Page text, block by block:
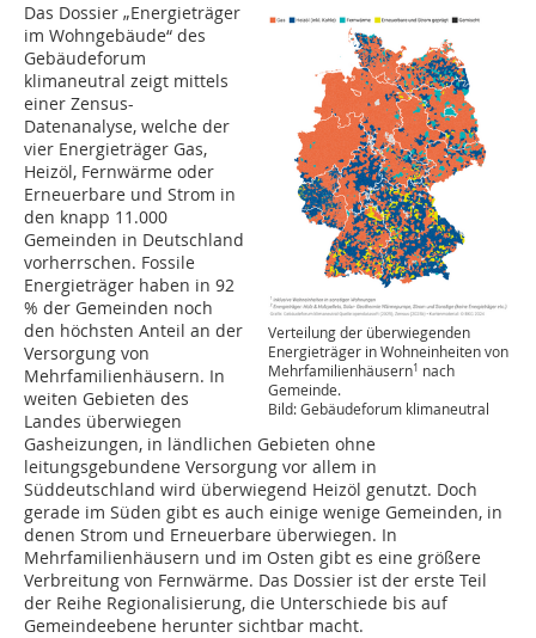
Verteilung der überwiegenden
Energieträger in Wohneinheiten von
Mehrfamilienhäusern1 nach
Gemeinde.
Bild: Gebäudeforum klimaneutral
Das Dossier „Energieträger
im Wohngebäude“ des
Gebäudeforum
klimaneutral zeigt mittels
einer Zensus-
Datenanalyse, welche der
vier Energieträger Gas,
Heizöl, Fernwärme oder
Erneuerbare und Strom in
den knapp 11.000
Gemeinden in Deutschland
vorherrschen. Fossile
Energieträger haben in 92
% der Gemeinden noch
den höchsten Anteil an der
Versorgung von
Mehrfamilienhäusern. In
weiten Gebieten des
Landes überwiegen
Gasheizungen, in ländlichen Gebieten ohne
leitungsgebundene Versorgung vor allem in
Süddeutschland wird überwiegend Heizöl genutzt. Doch
gerade im Süden gibt es auch einige wenige Gemeinden, in
denen Strom und Erneuerbare überwiegen. In
Mehrfamilienhäusern und im Osten gibt es eine größere
Verbreitung von Fernwärme. Das Dossier ist der erste Teil
der Reihe Regionalisierung, die Unterschiede bis auf
Gemeindeebene herunter sichtbar macht.